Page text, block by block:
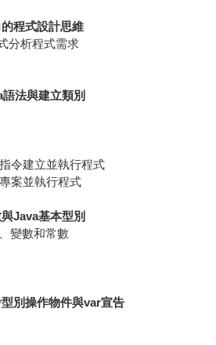
程式設計思維
分析程式需求
法與建立類別
令建立並執行程式
案並執行程式
Java基本型別
變數和常數
別操作物件與var宣告